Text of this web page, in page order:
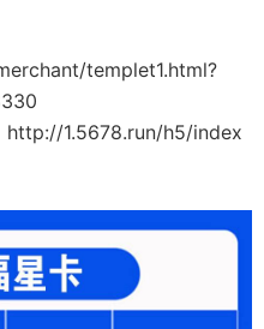
templet1.html?
http://1.5678.run/h5/index